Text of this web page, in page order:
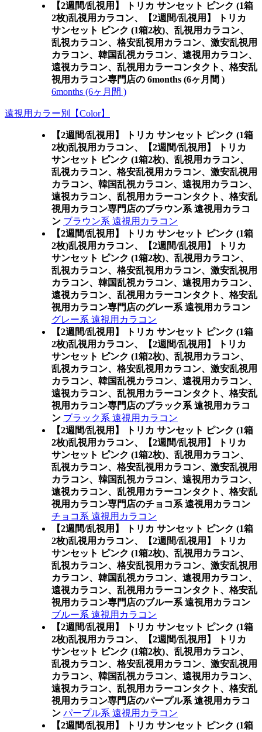
【2週間/乱視用】 トリカ サンセット ピンク (1箱
2枚)乱視用カラコン、
【2週間/乱視用】 トリカ
サンセット ピンク (1箱2枚)、乱視用カラコン、
乱視カラコン、格安乱視用カラコン、激安乱視用
カラコン、韓国乱視カラコン、遠視用カラコン、
遠視カラコン、乱視用カラーコンタクト、格安乱
視用カラコン専門店の 6months (6ヶ月間 )
6months (6ヶ月間 )
遠視用カラー別【Color】
【2週間/乱視用】 トリカ サンセット ピンク (1箱
2枚)乱視用カラコン、
【2週間/乱視用】 トリカ
サンセット ピンク (1箱2枚)、乱視用カラコン、
乱視カラコン、格安乱視用カラコン、激安乱視用
カラコン、韓国乱視カラコン、遠視用カラコン、
遠視カラコン、乱視用カラーコンタクト、格安乱
視用カラコン専門店のブラウン系 遠視用カラコ
ン ブラウン系 遠視用カラコン
【2週間/乱視用】 トリカ サンセット ピンク (1箱
2枚)乱視用カラコン、
【2週間/乱視用】 トリカ
サンセット ピンク (1箱2枚)、乱視用カラコン、
乱視カラコン、格安乱視用カラコン、激安乱視用
カラコン、韓国乱視カラコン、遠視用カラコン、
遠視カラコン、乱視用カラーコンタクト、格安乱
視用カラコン専門店のグレー系 遠視用カラコン
グレー系 遠視用カラコン
【2週間/乱視用】 トリカ サンセット ピンク (1箱
2枚)乱視用カラコン、
【2週間/乱視用】 トリカ
サンセット ピンク (1箱2枚)、乱視用カラコン、
乱視カラコン、格安乱視用カラコン、激安乱視用
カラコン、韓国乱視カラコン、遠視用カラコン、
遠視カラコン、乱視用カラーコンタクト、格安乱
視用カラコン専門店のブラック系 遠視用カラコ
ン ブラック系 遠視用カラコン
【2週間/乱視用】 トリカ サンセット ピンク (1箱
2枚)乱視用カラコン、
【2週間/乱視用】 トリカ
サンセット ピンク (1箱2枚)、乱視用カラコン、
乱視カラコン、格安乱視用カラコン、激安乱視用
カラコン、韓国乱視カラコン、遠視用カラコン、
遠視カラコン、乱視用カラーコンタクト、格安乱
視用カラコン専門店のチョコ系 遠視用カラコン
チョコ系 遠視用カラコン
【2週間/乱視用】 トリカ サンセット ピンク (1箱
2枚)乱視用カラコン、
【2週間/乱視用】 トリカ
サンセット ピンク (1箱2枚)、乱視用カラコン、
乱視カラコン、格安乱視用カラコン、激安乱視用
カラコン、韓国乱視カラコン、遠視用カラコン、
遠視カラコン、乱視用カラーコンタクト、格安乱
視用カラコン専門店のブルー系 遠視用カラコン
ブルー系 遠視用カラコン
【2週間/乱視用】 トリカ サンセット ピンク (1箱
2枚)乱視用カラコン、
【2週間/乱視用】 トリカ
サンセット ピンク (1箱2枚)、乱視用カラコン、
乱視カラコン、格安乱視用カラコン、激安乱視用
カラコン、韓国乱視カラコン、遠視用カラコン、
遠視カラコン、乱視用カラーコンタクト、格安乱
視用カラコン専門店のパープル系 遠視用カラコ
ン パープル系 遠視用カラコン
【2週間/乱視用】 トリカ サンセット ピンク (1箱